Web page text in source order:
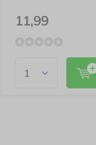
11,99